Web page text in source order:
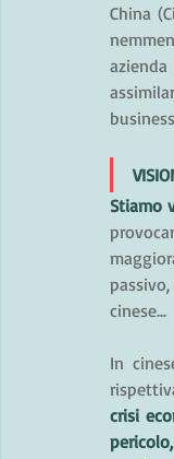
China
Stiamo
cinese...
In
crisi